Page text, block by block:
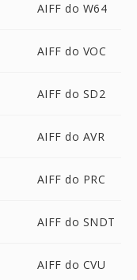
AIFF do W64
AIFF do VOC
AIFF do SD2
AIFF do AVR
AIFF do PRC
AIFF do SNDT
AIFF do CVU